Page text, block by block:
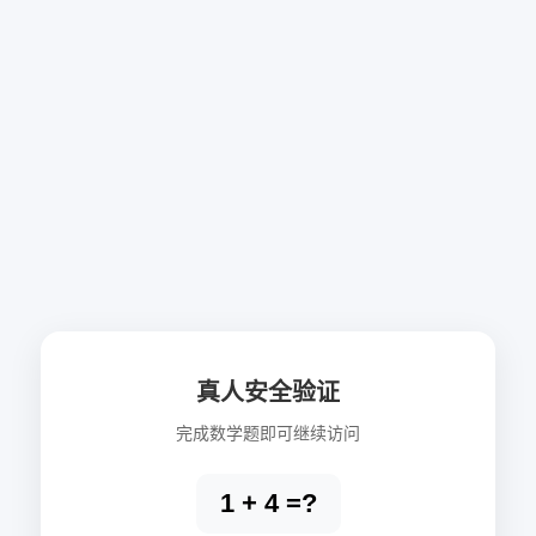
真人安全验证
完成数学题即可继续访问
1 + 4 =?